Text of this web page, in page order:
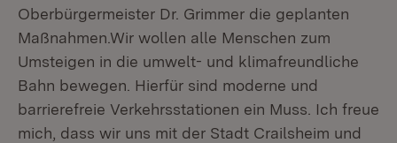
Oberbürgermeister Dr. Grimmer die geplanten
Maßnahmen.Wir wollen alle Menschen zum
Umsteigen in die umwelt- und klimafreundliche
Bahn bewegen. Hierfür sind moderne und
barrierefreie Verkehrsstationen ein Muss. Ich freue
mich, dass wir uns mit der Stadt Crailsheim und